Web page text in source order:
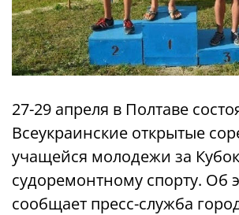
27-29 апреля в Полтаве
Всеукраинские открытые
учащейся молодежи за
судоремонтному спорту. Об
сообщает пресс-служба